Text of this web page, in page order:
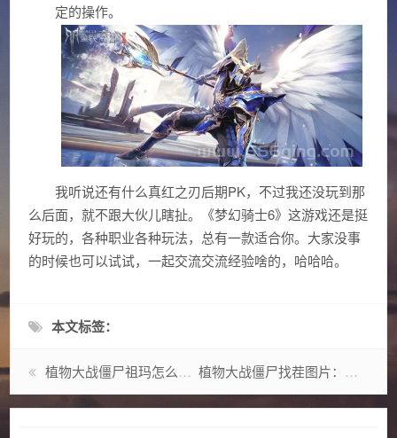
定的操作。
我听说还有什么真红之刃后期PK，不过我还没玩到那
么后面，就不跟大伙儿瞎扯。《梦幻骑士6》这游戏还是挺
好玩的，各种职业各种玩法，总有一款适合你。大家没事
的时候也可以试试，一起交流交流经验啥的，哈哈哈。
本文标签：
植物大战僵尸祖玛怎么玩？新手必看攻略来了！ 植物大战僵尸找茬图片：高清合集，等你来挑战眼力极限！